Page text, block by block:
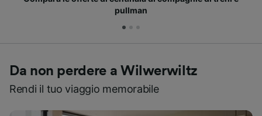
pullman
Da non perdere a Wilwerwiltz
Rendi il tuo viaggio memorabile